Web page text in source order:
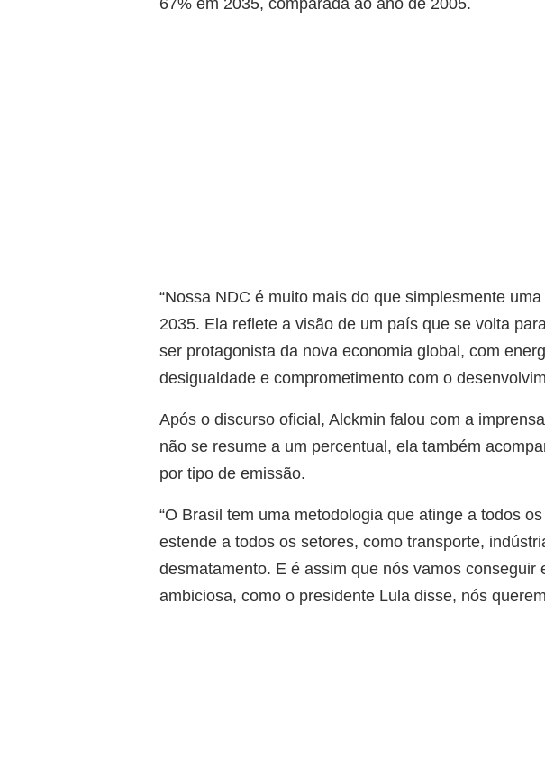
“Nossa NDC é muito mais do que simplesmente
2035. Ela reflete a visão de um país que se volta
ser protagonista da nova economia global, com
desigualdade e comprometimento com o
Após o discurso oficial, Alckmin falou com a
não se resume a um percentual, ela também
por tipo de emissão.
“O Brasil tem uma metodologia que atinge a todos
estende a todos os setores, como transporte,
desmatamento. E é assim que nós vamos
ambiciosa, como o presidente Lula disse, nós